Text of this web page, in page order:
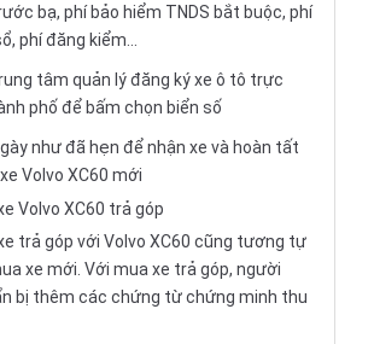
bạ, phí bảo hiểm TNDS bắt buộc, phí
phí đăng kiểm...
tâm quản lý đăng ký xe ô tô trực
phố để bấm chọn biển số
như đã hẹn để nhận xe và hoàn tất
Volvo XC60 mới
Volvo XC60 trả góp
trả góp với Volvo XC60 cũng tương tự
xe mới. Với mua xe trả góp, người
bị thêm các chứng từ chứng minh thu